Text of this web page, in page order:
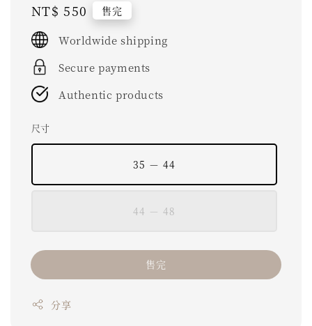
Regular
price
NT$ 550 售完
Worldwide shipping
Secure payments
Authentic products
尺寸
35 － 44
44 － 48
售完
分享